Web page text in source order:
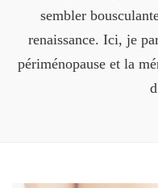
sembler
renaissance. Ici, je
périménopause et la